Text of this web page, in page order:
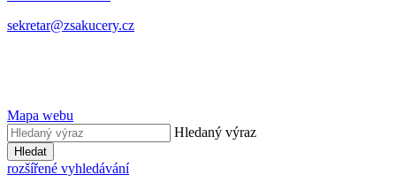
sekretar@zsakucery.cz
Mapa webu
Hledaný výraz
Hledat
rozšířené vyhledávání